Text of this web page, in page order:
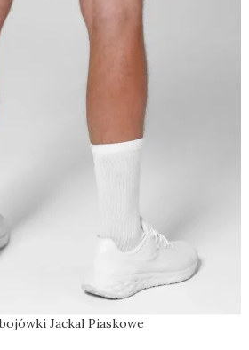
Jackal Piaskowe